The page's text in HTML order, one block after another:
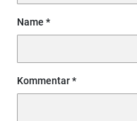
Name
Kommentar